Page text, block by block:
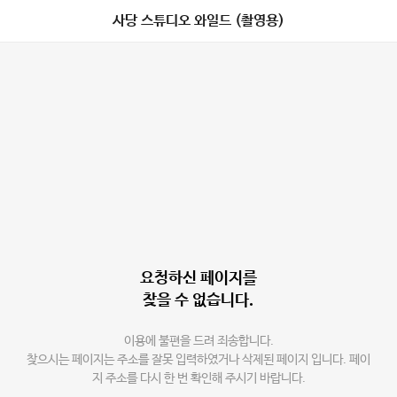
사당 스튜디오 와일드 (촬영용)
요청하신 페이지를
찾을 수 없습니다.
이용에 불편을 드려 죄송합니다.
찾으시는 페이지는 주소를 잘못 입력하였거나 삭제된 페이지 입니다. 페이
지 주소를 다시 한 번 확인해 주시기 바랍니다.